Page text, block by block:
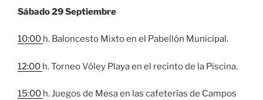
Sábado 29 Septiembre
10:00 h. Baloncesto Mixto en el Pabellón Municipal.
12:00 h. Torneo Vóley Playa en el recinto de la Piscina.
15:00 h. Juegos de Mesa en las cafeterías de Campos